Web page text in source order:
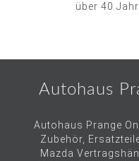
über 40
Autohaus
Autohaus Prange
Zubehör,
Mazda